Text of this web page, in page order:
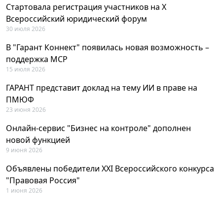
Стартовала регистрация участников на X
Всероссийский юридический форум
30 июля 2026
В "Гарант Коннект" появилась новая возможность –
поддержка MCP
15 июля 2026
ГАРАНТ представит доклад на тему ИИ в праве на
ПМЮФ
23 июня 2026
Онлайн-сервис "Бизнес на контроле" дополнен
новой функцией
9 июня 2026
Объявлены победители XXI Всероссийского конкурса
"Правовая Россия"
1 июня 2026